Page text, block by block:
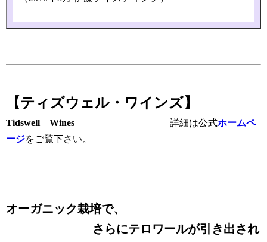
【ティズウェル・ワインズ】
Tidswell Wines 詳細は公式ホームペ
ージをご覧下さい。
オーガニック栽培で、
さらにテロワールが引き出され